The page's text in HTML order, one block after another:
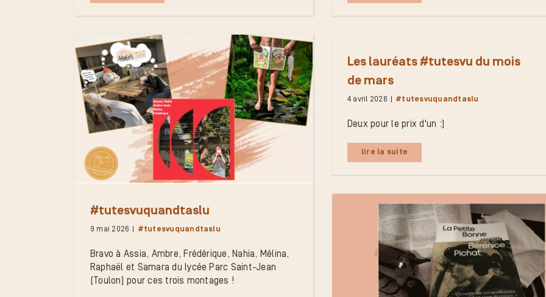
#tutesvuquandtaslu
9 mai 2026 #tutesvuquandtaslu
Bravo à Assia, Ambre, Frédérique, Nahia, Mélina,
Raphaël et Samara du lycée Parc Saint-Jean
(Toulon) pour ces trois montages !
Les lauréats #tutesvu du mois
de mars
4 avril 2026 #tutesvuquandtaslu
Deux pour le prix d'un :)
lire la suite